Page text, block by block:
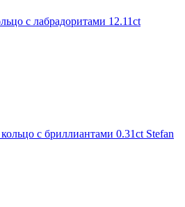
с лабрадоритами 12.11ct